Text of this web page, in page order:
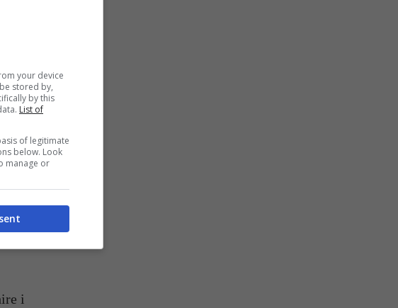
buio.
i
your device
stored by,
by this
List of
of legitimate
below. Look
manage or